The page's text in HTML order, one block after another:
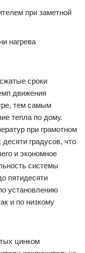
при заметной
нагрева
сроки
движения
тем самым
тепла по дому.
при грамотном
градусов, что
и экономное
системы
пятидесяти
установлению
и по низкому
цинком